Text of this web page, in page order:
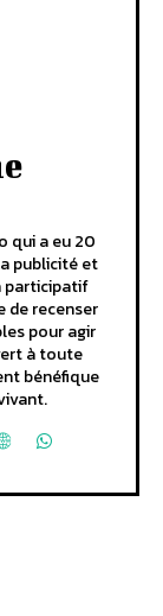
qui a eu 20
publicité et
participatif
de recenser
pour agir
à toute
bénéfique